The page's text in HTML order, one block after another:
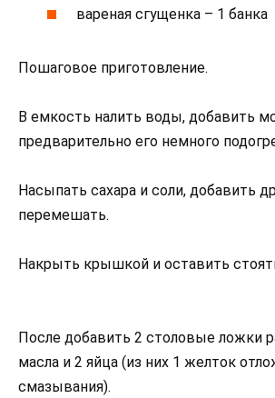
вареная сгущенка – 1 банка
Пошаговое приготовление.
В емкость налить воды, добавить
предварительно его немного
Насыпать сахара и соли, добавить
перемешать.
Накрыть крышкой и оставить
После добавить 2 столовые ложки
масла и 2 яйца (из них 1 желток
смазывания).